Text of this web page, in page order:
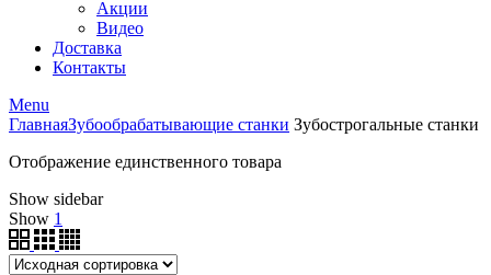
Акции
Видео
Доставка
Контакты
Menu
ГлавнаяЗубообрабатывающие станки Зубострогальные станки
Отображение единственного товара
Show sidebar
Show 1